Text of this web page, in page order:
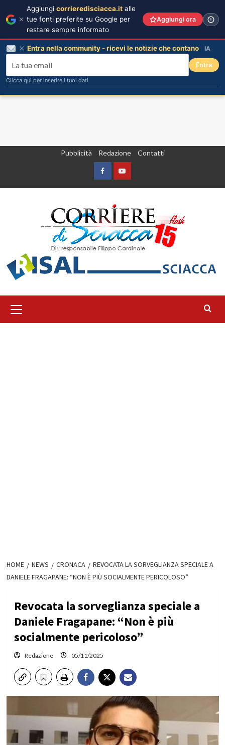
Pubblicità Redazione Contatti
FacebookYountube
principale
HOME NEWS CRONACA
REVOCATA LA SORVEGLIANZA SPECIALE A
DANIELE FRAGAPANE: “NON È PIÙ SOCIALMENTE PERICOLOSO”
Revocata la sorveglianza speciale a
Daniele Fragapane: “Non è più
socialmente pericoloso”
Redazione 05/11/2025
Aggiungi corrieredisciacca.it alle
tue fonti preferite su Google per
restare sempre informato
Aggiungi ora
Entra nella community - ricevi le notizie che contano IA
Entra
Clicca qui per inserire i tuoi dati